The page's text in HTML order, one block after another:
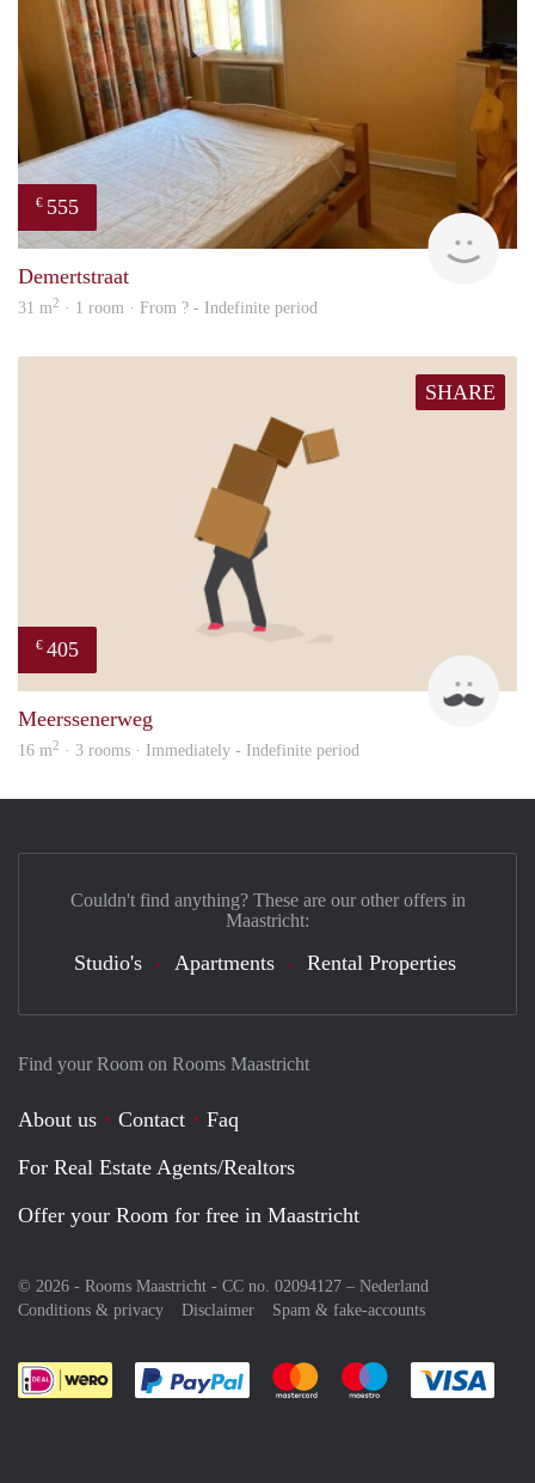
€ 555
Demertstraat
31 m2 · 1 room · From ? - Indefinite period
SHARE
€ 405
Meerssenerweg
16 m2 · 3 rooms · Immediately - Indefinite period
Find your Room on Rooms Maastricht
About us Contact
Faq
For Real Estate Agents/Realtors
Offer your Room for free in Maastricht
© 2026 - Rooms Maastricht - CC no. 02094127 – Nederland
Conditions & privacy
Disclaimer Spam & fake-accounts
Pay easily with :payment method
Pay easily with :payment
Pay easily with
Couldn't find anything? These are our other offers in
Maastricht:
Studio's Apartments Rental Properties